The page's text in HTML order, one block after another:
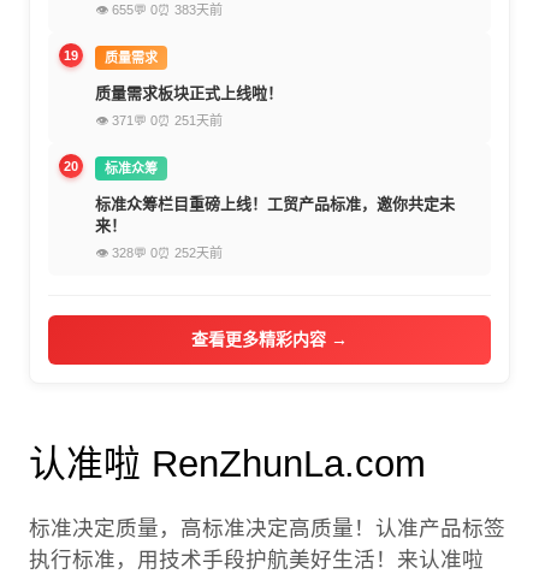
👁 655💬 0⏰ 383天前
19 质量需求
质量需求板块正式上线啦！
👁 371 💬 0⏰ 251天前
20 标准众筹
标准众筹栏目重磅上线！工贸产品标准，邀你共定未
来！
👁 328💬 0⏰ 252天前
查看更多精彩内容 →
认准啦 RenZhunLa.com
标准决定质量，高标准决定高质量！认准产品标签
执行标准，用技术手段护航美好生活！来认准啦